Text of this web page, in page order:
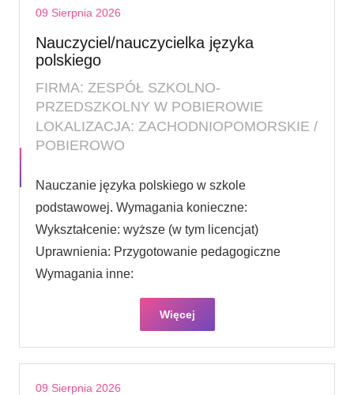
09 Sierpnia 2026
Nauczyciel/nauczycielka języka
polskiego
FIRMA: ZESPÓŁ SZKOLNO-
PRZEDSZKOLNY W POBIEROWIE
LOKALIZACJA: ZACHODNIOPOMORSKIE /
POBIEROWO
Nauczanie języka polskiego w szkole
podstawowej. Wymagania konieczne:
Wykształcenie: wyższe (w tym licencjat)
Uprawnienia: Przygotowanie pedagogiczne
Wymagania inne:
Więcej
09 Sierpnia 2026